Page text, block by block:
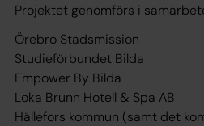
Projektet genomförs i
Örebro Stadsmission
Studieförbundet Bilda
Empower By Bilda
Loka Brunn Hotell & Spa AB
Hällefors kommun (samt det